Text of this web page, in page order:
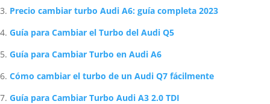
Precio cambiar turbo Audi A6: guía completa 2023
Guía para Cambiar el Turbo del Audi Q5
Guía para Cambiar Turbo en Audi A6
Cómo cambiar el turbo de un Audi Q7 fácilmente
Guía para Cambiar Turbo Audi A3 2.0 TDI